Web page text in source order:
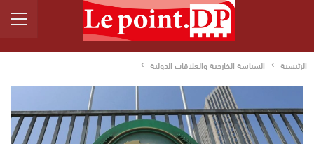
الرئيسية السياسة الخارجية والعلاقات الدولية